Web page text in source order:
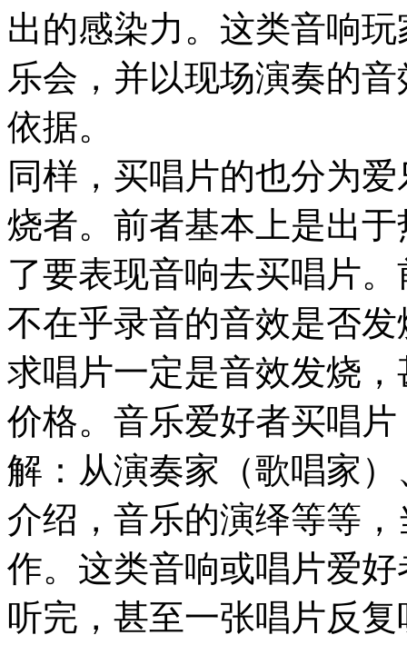
出的感染力。这类音响
乐会，并以现场演奏的
依据。
同样，买唱片的也分为
烧者。前者基本上是出
了要表现音响去买唱片
不在乎录音的音效是否
求唱片一定是音效发烧
价格。音乐爱好者买唱
解：从演奏家（歌唱家
介绍，音乐的演绎等等
作。这类音响或唱片爱
听完，甚至一张唱片反